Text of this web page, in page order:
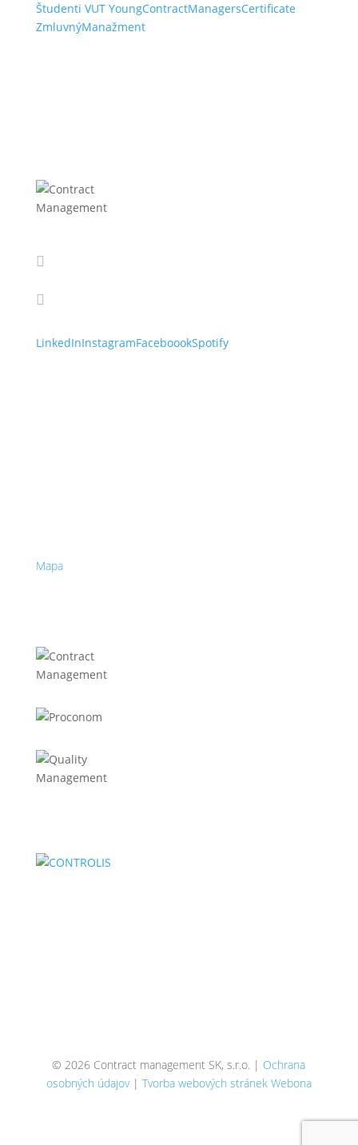
Študenti VUT YoungContractManagersCertificate
ZmluvnýManažment


LinkedInInstagramFaceboookSpotify
Mapa
© 2026 Contract management SK, s.r.o. | Ochrana
osobných údajov| Tvorba webových stránek Webona